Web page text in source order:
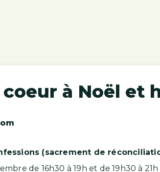
à Noël et
(sacrement de
de 16h30 à 19h et de 19h30 à 21h